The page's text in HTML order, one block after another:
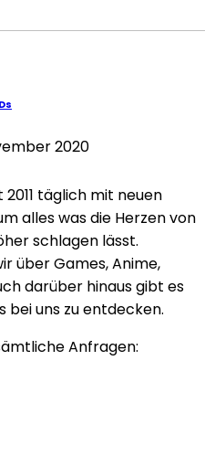
2020
täglich mit neuen
alles was die Herzen von
schlagen lässt.
über Games, Anime,
darüber hinaus gibt es
uns zu entdecken.
Anfragen: